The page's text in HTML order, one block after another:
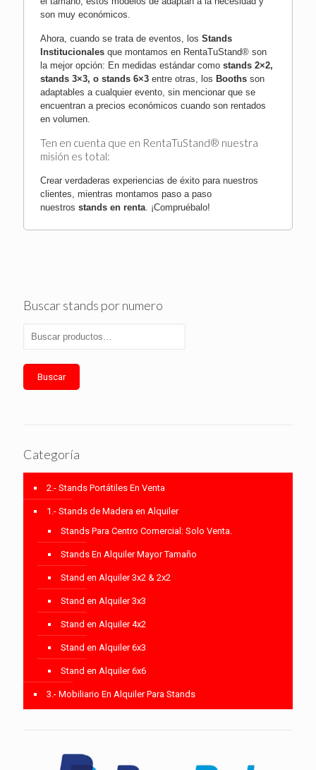
son muy económicos.
Ahora, cuando se trata de eventos, los Stands
Institucionalesque montamos en RentaTuStand® son
la mejor opción: En medidas estándar como stands 2×2,
stands 3×3, o stands 6×3entre otras, los Boothsson
adaptables a cualquier evento, sin mencionar que se
encuentran a precios económicos cuando son rentados
en volumen.
Ten en cuenta que en RentaTuStand® nuestra
misión es total:
Crear verdaderas experiencias de éxito para nuestros
clientes, mientras montamos paso a paso
nuestros stands en renta. ¡Compruébalo!
Buscar stands por numero
Buscar
Categoría
2.- Stands Portátiles En Venta
1.- Stands de Madera en Alquiler
Stands Para Centro Comercial: Solo Venta.
Stands En Alquiler Mayor Tamaño
Stand en Alquiler 3x2 & 2x2
Stand en Alquiler 3x3
Stand en Alquiler 4x2
Stand en Alquiler 6x3
Stand en Alquiler 6x6
3.- Mobiliario En Alquiler Para Stands